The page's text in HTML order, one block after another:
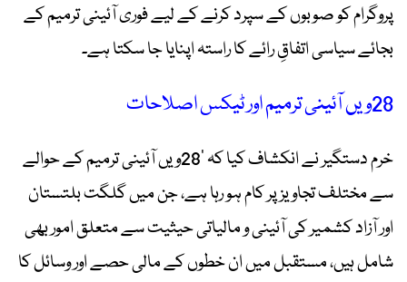
پروگرام کو صوبوں کے سپرد کرنے کے لیے فوری آئینی ترمیم کے
بجائے سیاسی اتفاقِ رائے کا راستہ اپنایا جا سکتا ہے۔
28ویں آئینی ترمیم اور ٹیکس اصلاحات
خرم دستگیر نے انکشاف کیا کہ ’28ویں آئینی ترمیم کے حوالے
سے مختلف تجاویز پر کام ہو رہا ہے، جن میں گلگت بلتستان
اور آزاد کشمیر کی آئینی و مالیاتی حیثیت سے متعلق امور بھی
شامل ہیں، مستقبل میں ان خطوں کے مالی حصے اور وسائل کا